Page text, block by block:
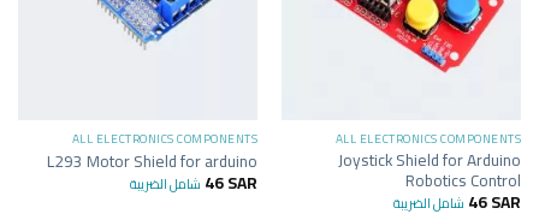
ALL ELECTRONICS COMPONENTS
Joystick Shield for Arduino
Robotics Control
46SAR شامل الضريبة
ALL ELECTRONICS COMPONENTS
L293 Motor Shield for arduino
46SAR شامل الضريبة